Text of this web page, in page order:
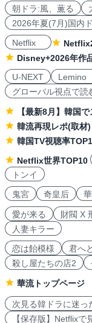
朝ドラ:風、薫る
2026年夏(7月)国内
Netflix
Disney+2026年作
U-NEXT
Lemino
グローバル視点で読
【最新8月】韓国
韓流再現レポ(取材)
韓国TV視聴率
Netflix世界TOP10
トンイ
鬼宮
奇皇后
愛が来る 財閥 X
人妻キラー
恋は飴模様
君へ
殺し屋たちの店2
華流トップページ
次見る韓ドラに迷っ
【保存版】Netflix